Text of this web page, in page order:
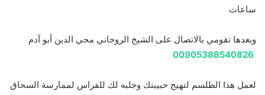
ساعات
وبعدها تقومي بالاتصال على الشيخ الروحاني محي الدين أبو آدم
00905388540826
لعمل هذا الطلسم لتهيج حبيبتك وجلبه لك للفراس لممارسة السحاق